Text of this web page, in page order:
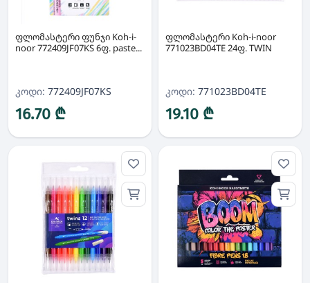
ფლომასტერი ფუნჯი Koh-i-
noor 772409JF07KS 6ფ. paste...
კოდი: 772409JF07KS
16.70 ₾
ფლომასტერი Koh-i-noor
771023BD04TE 24ფ. TWIN
კოდი: 771023BD04TE
19.10 ₾